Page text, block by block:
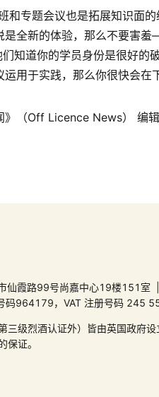
和专题会议也是拓展知识面
是全新的体验，那么不要害
知道你的学员身份是很好的
用于实践，那么你很快会在
（Off Licence News） 编
市仙霞路99号尚嘉中心19楼
码964179，VAT 注册号码 245
级烈酒认证外）皆由英国政府
保证。